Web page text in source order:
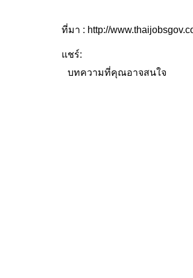
ที่มา : http://
แชร์:
บทความที่คุณอาจสนใจ